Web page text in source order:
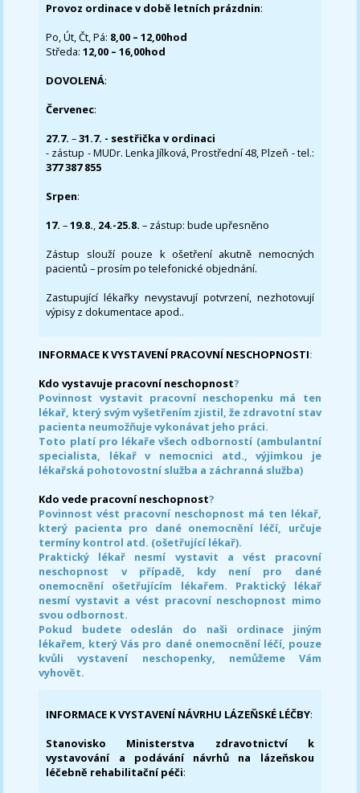
Provoz ordinace v době letních prázdnin:
Po, Út, Čt, Pá: 8,00 – 12,00hod
Středa:12,00 – 16,00hod
DOVOLENÁ:
Červenec:
27.7.–31.7. - sestřička v ordinaci
- zástup - MUDr. Lenka Jílková, Prostřední 48, Plzeň - tel.:
377 387 855
Srpen:
17. –19.8., 24.-25.8. – zástup: bude upřesněno
Zástup slouží pouze k ošetření akutně nemocných
pacientů – prosím po telefonické objednání.
Zastupující lékařky nevystavují potvrzení, nezhotovují
výpisy z dokumentace apod..
INFORMACE K VYSTAVENÍ PRACOVNÍ NESCHOPNOSTI:
Kdo vystavuje pracovní neschopnost?
Povinnost vystavit pracovní neschopenku má ten
lékař, který svým vyšetřením zjistil, že zdravotní stav
pacienta neumožňuje vykonávat jeho práci.
Toto platí pro lékaře všech odborností (ambulantní
specialista, lékař v nemocnici atd., výjimkou je
lékařská pohotovostní služba a záchranná služba)
Kdo vede pracovní neschopnost?
Povinnost vést pracovní neschopnost má ten lékař,
který pacienta pro dané onemocnění léčí, určuje
termíny kontrol atd. (ošetřující lékař).
Praktický lékař nesmí vystavit a vést pracovní
neschopnost v případě, kdy není pro dané
onemocnění ošetřujícím lékařem. Praktický lékař
nesmí vystavit a vést pracovní neschopnost mimo
svou odbornost.
Pokud budete odeslán do naši ordinace jiným
lékařem, který Vás pro dané onemocnění léčí, pouze
kvůli vystavení neschopenky, nemůžeme Vám
vyhovět.
INFORMACE K VYSTAVENÍ NÁVRHU LÁZEŇSKÉ LÉČBY:
Stanovisko Ministerstva zdravotnictví k
vystavování a podávání návrhů na lázeňskou
léčebně rehabilitační péči: